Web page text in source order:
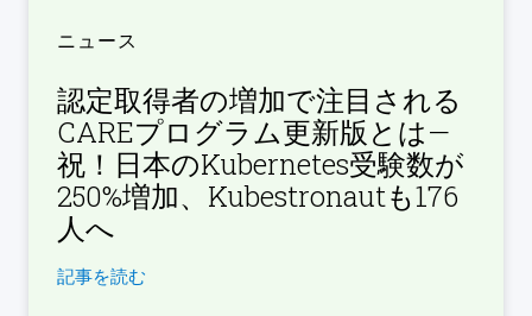
ニュース
認定取得者の増加で注目される
CAREプログラム更新版とは—
祝！日本のKubernetes受験数が
250%増加、Kubestronautも176
人へ
記事を読む